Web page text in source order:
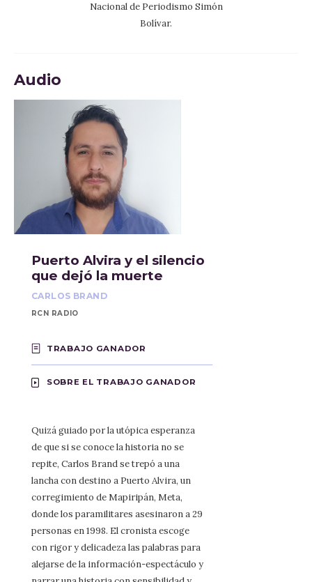
Nacional de Periodismo Simón
Bolívar.
Audio
Puerto Alvira y el silencio
que dejó la muerte
CARLOS BRAND
RCN RADIO
TRABAJO GANADOR
SOBRE EL TRABAJO GANADOR
Quizá guiado por la utópica esperanza
de que si se conoce la historia no se
repite, Carlos Brand se trepó a una
lancha con destino a Puerto Alvira, un
corregimiento de Mapiripán, Meta,
donde los paramilitares asesinaron a 29
personas en 1998. El cronista escoge
con rigor y delicadeza las palabras para
alejarse de la información-espectáculo y